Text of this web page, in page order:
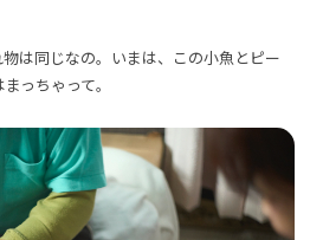
は同じなの。いまは、この小魚とピー
っちゃって。